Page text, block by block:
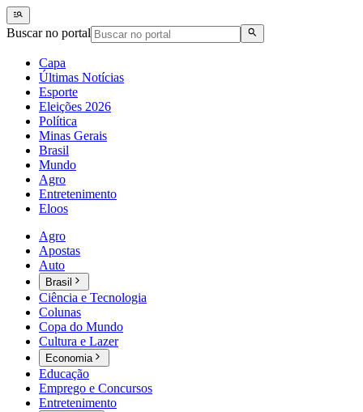
Buscar no portal
Capa
Últimas Notícias
Esporte
Eleições 2026
Política
Minas Gerais
Brasil
Mundo
Agro
Entretenimento
Eloos
Agro
Apostas
Auto
Brasil
Ciência e Tecnologia
Colunas
Copa do Mundo
Cultura e Lazer
Economia
Educação
Emprego e Concursos
Entretenimento